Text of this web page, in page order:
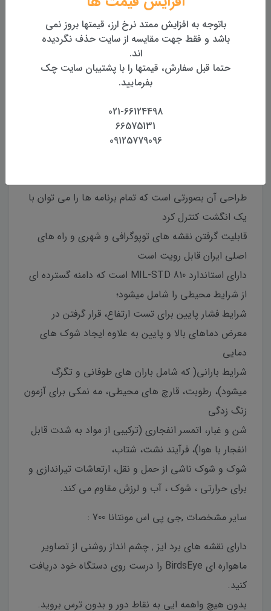
مشخصات جی پی اس دستی
چرا جی پی اس دستی بخریم ؟
طراحی آن بصورتی است که تمام برنامه ها را می توان با
یک انگشت کنترل کرد
قابلیت گرفتن نقشه های توپوگرافی و شهری و راه های
اصلی ایران قابل رویت است
دارای استاندارد MIL-STD 810 است که دامنه گسترده ای
از شرایط محیطی را شامل میشود؛
شرایط فشار پایین برای تست ارتفاع، قرار گرفتن در
معرض دماهای بالا و پایین به علاوه ایجاد شوک های
دمایی
شرایط بارانی( که شامل باران های طوفانی و تگرگ
میشود)، رطوبت، قارچ های محیطی، مه نمکی برای آزمون
زنگ زدگی
شن و غبار، اتمسر انفجاری (ترکیبی از مواد به شدت قابل
انفجار با هوا)، فرآیند نشت، شتاب،
شوک و شوک ناشی از حمل و نقل، ارتعاشات تیراندازی و
برای حرارتی ، شوک ، آب و لرزش مقاوم می کند.
سایر مشخصات ,جی پی اس مونتانا 700 :
دارای نقشه های برد ایز ‚ چشم انداز روشنی از تصاویر
ماهواره ای BirdsEye را درست روی دستگاه خود دریافت
کنید.
بدون هیچ واهمه ایی به نقاط دور و بدون ترس بروید.
باتوجه به افزایش ممتد نرخ ارز، قیمتها بروز نمی
باشد و فقط جهت مقایسه از سایت حذف نگردیده
اند.
حتما قبل سفارش، قیمتها را با پشتیبان سایت چک
بفرمایید.
021-66124498
66575131
09125779096